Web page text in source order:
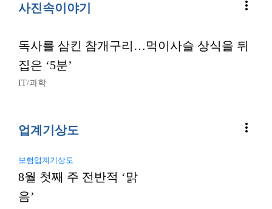
사진속이야기 more_vert
독사를 삼킨 참개구리…먹이사슬 상식을 뒤
집은 ‘5분’
IT/과학
업계기상도 more_vert
보험업계기상도
8월 첫째 주 전반적 ‘맑
음’